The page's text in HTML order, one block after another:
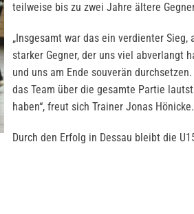
teilweise bis zu zwei Jahre ältere
„Insgesamt war das ein verdienter
starker Gegner, der uns viel abverlangt
und uns am Ende souverän
das Team über die gesamte Partie
haben“, freut sich Trainer Jonas Hönicke.
Durch den Erfolg in Dessau bleibt die